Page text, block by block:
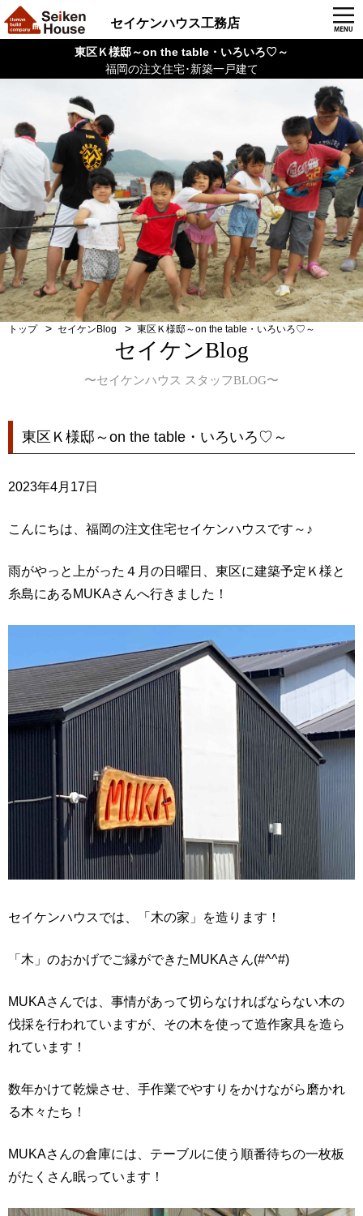
東区Ｋ様邸～on the table・いろいろ♡～
福岡の注文住宅･新築一戸建て
セイケンハウス工務店
トップ セイケンBlog 東区Ｋ様邸～on the table・いろいろ♡～
セイケンBlog
〜セイケンハウス スタッフBLOG〜
東区Ｋ様邸～on the table・いろいろ♡～
2023年4月17日
こんにちは、福岡の注文住宅セイケンハウスです～♪
雨がやっと上がった４月の日曜日、東区に建築予定Ｋ様と
糸島にあるMUKAさんへ行きました！
セイケンハウスでは、「木の家」を造ります！
「木」のおかげでご縁ができたMUKAさん(#^^#)
MUKAさんでは、事情があって切らなければならない木の
伐採を行われていますが、その木を使って造作家具を造ら
れています！
数年かけて乾燥させ、手作業でやすりをかけながら磨かれ
る木々たち！
MUKAさんの倉庫には、テーブルに使う順番待ちの一枚板
がたくさん眠っています！